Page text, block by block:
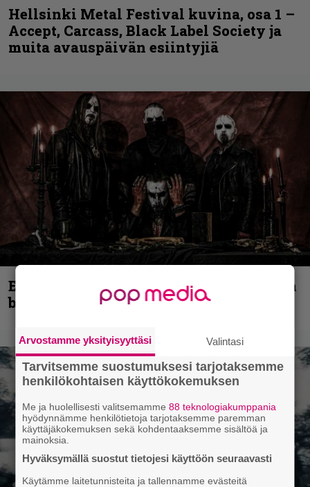
Hellsinki Metal Festival kuvina, osa 1 –
Accept, Carcass, Black Label Society ja
muita avauspäivän esiintyjiä
Espoon syyskuu käynnistyy kotimaisen
black metalin merkeissä
Arvostamme yksityisyyttäsi Valintasi
Tarvitsemme suostumuksesi tarjotaksemme
henkilökohtaisen käyttökokemuksen
Me ja huolellisesti valitsemamme88 teknologiakumppania
hyödynnämme henkilötietoja tarjotaksemme paremman
käyttäjäkokemuksen sekä kohdentaaksemme sisältöä ja
mainoksia.
Hyväksymällä suostut tietojesi käyttöön seuraavasti
Käytämme laitetunnisteita ja tallennamme evästeitä